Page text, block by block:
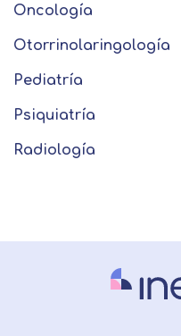
Oncología
Otorrinolaringología
Pediatría
Psiquiatría
Radiología